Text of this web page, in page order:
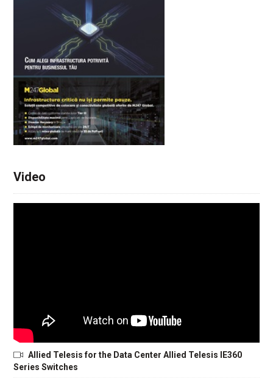
Video
Allied Telesis for the Data Center Allied Telesis IE360
Series Switches